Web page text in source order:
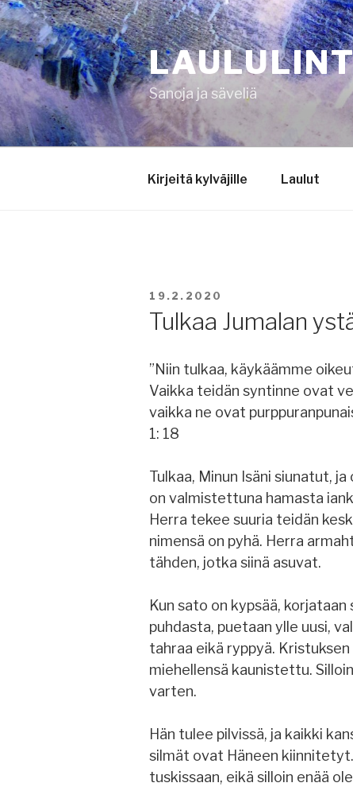
Siirry
sisältöön
Sanoja ja säveliä
Kirjeitä kylväjille Laulut
JULKAISTU
19.2.2020
Tulkaa Jumalan
”Niin tulkaa, käykäämme
Vaikka teidän syntinne ovat
vaikka ne ovat
1: 18
Tulkaa, Minun Isäni siunatut,
on valmistettuna hamasta
Herra tekee suuria teidän
nimensä on pyhä. Herra
tähden, jotka siinä asuvat.
Kun sato on kypsää,
puhdasta, puetaan ylle uusi,
tahraa eikä ryppyä.
miehellensä kaunistettu.
varten.
Hän tulee pilvissä, ja kaikki
silmät ovat Häneen
tuskissaan, eikä silloin enää